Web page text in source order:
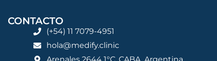
CONTACTO
(+54) 11 7079-4951
hola@medify.clinic